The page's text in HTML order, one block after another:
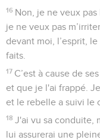
16 Non, je ne veux
je ne veux pas
devant moi, l’esprit,
faits.
17 C’est à cause de
et que je l'ai frappé.
et le rebelle a suivi le
18 J'ai vu sa conduite,
lui assurerai une